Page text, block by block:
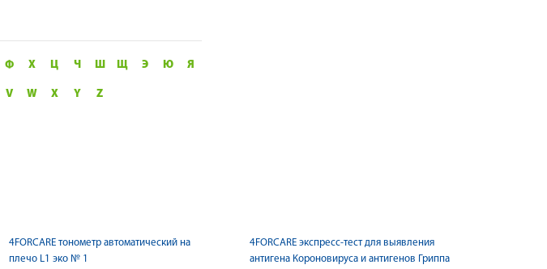
Ф Х Ц Ч Ш Щ Э Ю Я
V W X Y Z
4FORCARE тонометр автоматический на
плечо L1 эко № 1
4FORCARE экспресс-тест для выявления
антигена Короновируса и антигенов Гриппа